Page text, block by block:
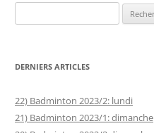
DERNIERS ARTICLES
22) Badminton 2023/2: lundi
21) Badminton 2023/1: dimanche